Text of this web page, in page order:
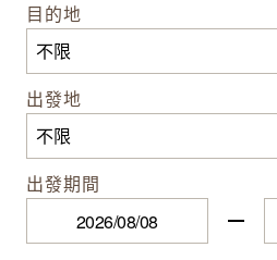
目的地
出發地
出發期間